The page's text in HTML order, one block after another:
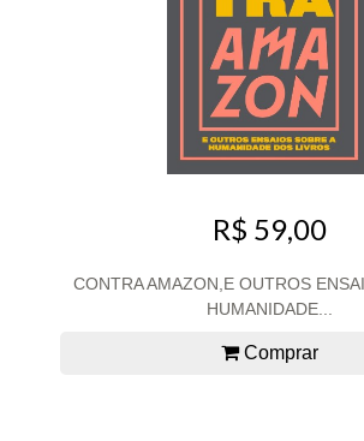
R$ 59,00
CONTRA AMAZON,E OUTROS
HUMANIDADE...
Comprar